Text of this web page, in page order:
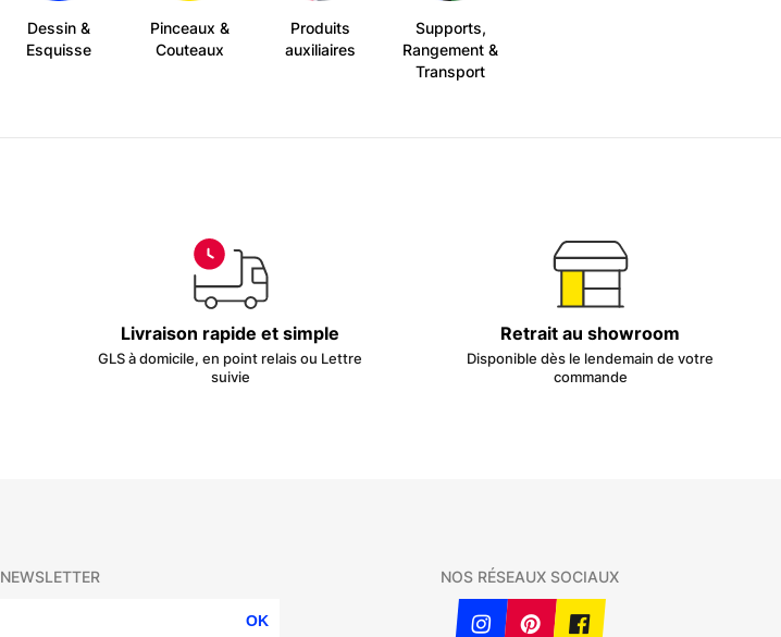
Dessin &
Esquisse
Pinceaux &
Couteaux
Produits
auxiliaires
Supports,
Rangement &
Transport
Livraison rapide et simple
GLS à domicile, en point relais ou Lettre
suivie
Retrait au showroom
Disponible dès le lendemain de votre
commande
NEWSLETTER
OK
NOS RÉSEAUX SOCIAUX